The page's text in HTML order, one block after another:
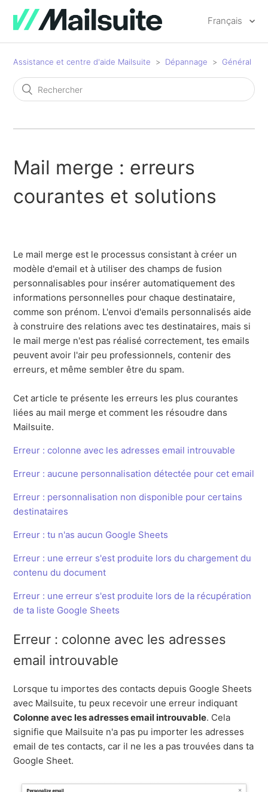
Français
Assistance et centre d'aide Mailsuite Dépannage Général
Mail merge : erreurs
courantes et solutions
Le mail merge est le processus consistant à créer un
modèle d'email et à utiliser des champs de fusion
personnalisables pour insérer automatiquement des
informations personnelles pour chaque destinataire,
comme son prénom. L'envoi d'emails personnalisés aide
à construire des relations avec tes destinataires, mais si
le mail merge n'est pas réalisé correctement, tes emails
peuvent avoir l'air peu professionnels, contenir des
erreurs, et même sembler être du spam.
Cet article te présente les erreurs les plus courantes
liées au mail merge et comment les résoudre dans
Mailsuite.
Erreur : colonne avec les adresses email introuvable
Erreur : aucune personnalisation détectée pour cet email
Erreur : personnalisation non disponible pour certains
destinataires
Erreur : tu n'as aucun Google Sheets
Erreur : une erreur s'est produite lors du chargement du
contenu du document
Erreur : une erreur s'est produite lors de la récupération
de ta liste Google Sheets
Erreur : colonne avec les adresses
email introuvable
Lorsque tu importes des contacts depuis Google Sheets
avec Mailsuite, tu peux recevoir une erreur indiquant
Colonne avec les adresses email introuvable. Cela
signifie que Mailsuite n'a pas pu importer les adresses
email de tes contacts, car il ne les a pas trouvées dans ta
Google Sheet.